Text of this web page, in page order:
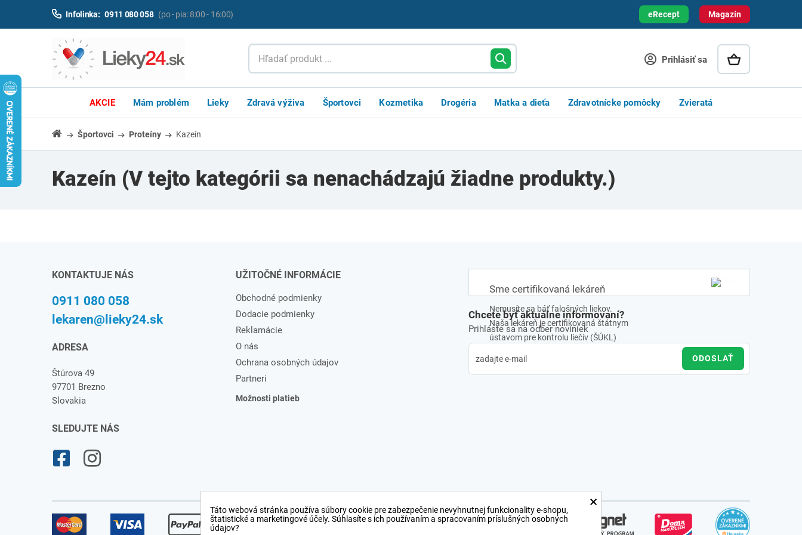
Magazín
Infolinka: 0911 080 058 (po - pia: 8:00 - 16:00) eRecept
Prihlásiť sa
AKCIE Mám problém Lieky Zdravá výživa Športovci Kozmetika Drogéria Matka a dieťa Zdravotnícke pomôcky Zvieratá
Športovci Proteíny Kazeín
Kazeín (V tejto kategórii sa nenachádzajú žiadne produkty.)
Sme certifikovaná lekáreň
Nemusíte sa báť falošných liekov.
Naša lekáreň je certifikovaná štátnym
ústavom pre kontrolu liečiv (ŠÚKL)
KONTAKTUJE NÁS
0911 080 058
lekaren@lieky24.sk
ADRESA
Štúrova 49
97701 Brezno
Slovakia
SLEDUJTE NÁS
UŽITOČNÉ INFORMÁCIE
Obchodné podmienky
Dodacie podmienky
Reklamácie
O nás
Ochrana osobných údajov
Partneri
Možnosti platieb
Chcete byť aktuálne informovaní?
Prihláste sa na odber noviniek
ODOSLAŤ
×
Táto webová stránka používa súbory cookie pre zabezpečenie nevyhnutnej funkcionality e-shopu,
štatistické a marketingové účely. Súhlasíte s ich používaním a spracovaním príslušných osobných
údajov?